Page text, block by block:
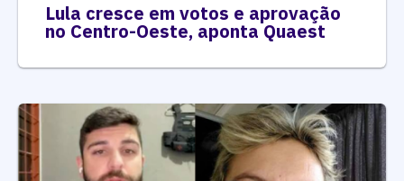
Lula cresce em votos e aprovação
no Centro-Oeste, aponta Quaest